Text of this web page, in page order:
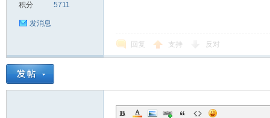
积分 5711
发消息
回复 支持 反对